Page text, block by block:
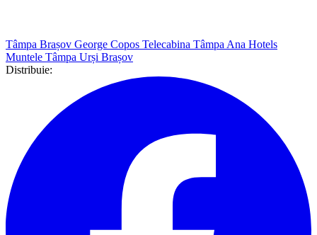
Tâmpa Brașov George Copos Telecabina TâmpaAna Hotels
Muntele Tâmpa Urși Brașov
Distribuie: